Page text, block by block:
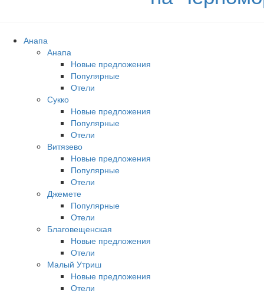
Анапа
Анапа
Новые предложения
Популярные
Отели
Сукко
Новые предложения
Популярные
Отели
Витязево
Новые предложения
Популярные
Отели
Джемете
Популярные
Отели
Благовещенская
Новые предложения
Отели
Малый Утриш
Новые предложения
Отели